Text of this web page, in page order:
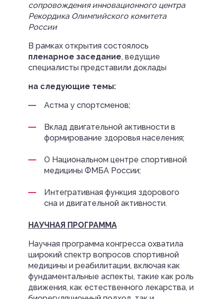
сопровождения инновационного центра
Рекордика Олимпийского комитета
России
В рамках открытия состоялось
пленарное заседание, ведущие
специалисты представили доклады
на следующие темы:
Астма у спортсменов;
Вклад двигательной активности в
формирование здоровья населения;
О Национальном центре спортивной
медицины ФМБА России;
Интегративная функция здорового
сна и двигательной активности.
НАУЧНАЯ ПРОГРАММА
Научная программа конгресса охватила
широкий спектр вопросов спортивной
медицины и реабилитации, включая как
фундаментальные аспекты, такие как роль
движения, как естественного лекарства, и